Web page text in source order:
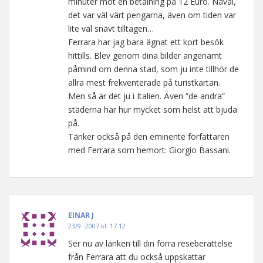
det var väl värt pengarna, även om tiden var
lite väl snävt tilltagen…
Ferrara har jag bara ägnat ett kort besök
hittills. Blev genom dina bilder angenämt
påmind om denna stad, som ju inte tillhör de
allra mest frekventerade på turistkartan.
Men så är det ju i Italien. Även ”de andra”
städerna har hur mycket som helst att bjuda
på.
Tänker också på den eminente författaren
med Ferrara som hemort: Giorgio Bassani.
EINAR J
23/9 -2007 kl. 17:12
Ser nu av länken till din förra reseberättelse
från Ferrara att du också uppskattar